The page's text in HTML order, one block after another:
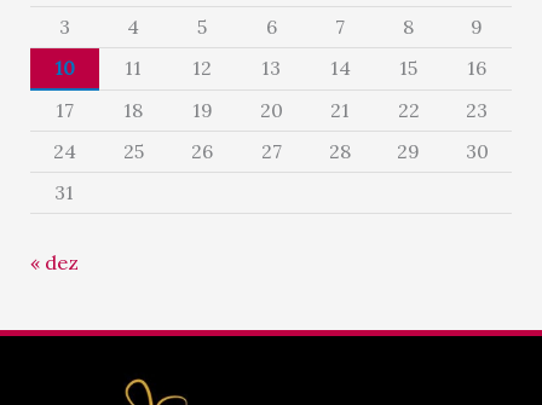
3
4 5 6 7 8
9
10
11 12 13 14 15
16
17
18 19 20 21 22
23
24
25 26 27 28 29
30
31
« dez